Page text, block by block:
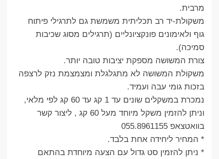
מרבית.
משקולת-יד רב תכליתית משמשת גם לתרגילי פיתוח
גוף ולאימונים פונקציונליים (תרגילים מסוג שכיבות
סמיכה).
צורת המשושה מספקת יציבות טובה יותר.
משקולת המשושה לא מתגלגלת ומצמצמת נזק לרצפה
בזכות גומי עבה ועמיד.
נמכרת במשקלים שונים עד 1 קג עד 60 קג לפי מלאי,
וניתן להזמין משקל מיוחד מעל 60 קג , ליצור קשר
בוואטצאפ 055.8961155
* המחיר ליחידה אחת בלבד.
* ניתן להזמין סט גדול עם הצעה מיוחדת בהתאם